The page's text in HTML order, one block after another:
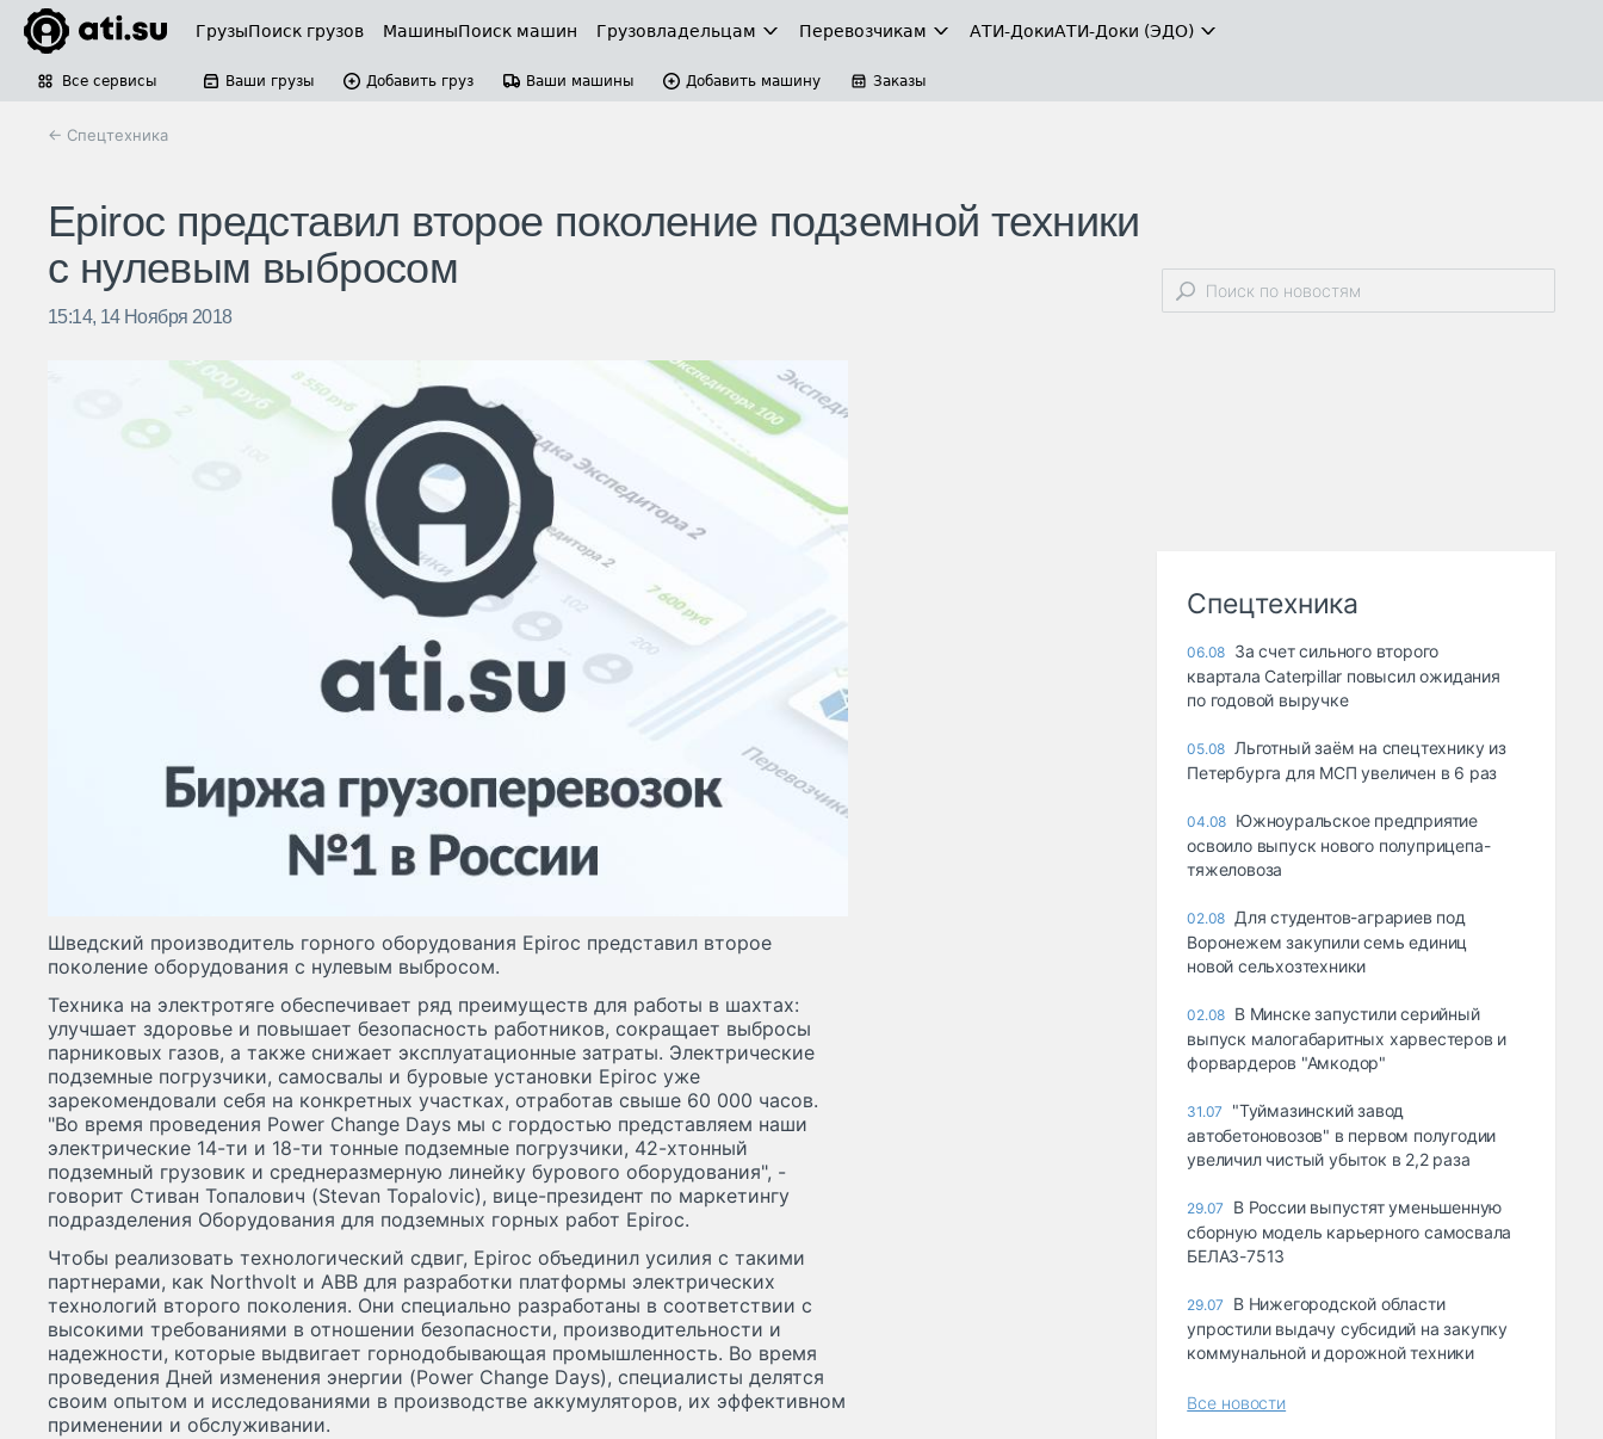
ГрузыПоиск грузов МашиныПоиск машин Грузовладельцам Перевозчикам АТИ-ДокиАТИ-Доки (ЭДО)
Все сервисы Ваши грузы Добавить груз Ваши машины Добавить машину Заказы
← Спецтехника
Epiroc представил второе поколение подземной техники
с нулевым выбросом
15:14, 14 Ноября 2018
Шведский производитель горного оборудования Epiroc представил второе
поколение оборудования с нулевым выбросом.
Техника на электротяге обеспечивает ряд преимуществ для работы в шахтах:
улучшает здоровье и повышает безопасность работников, сокращает выбросы
парниковых газов, а также снижает эксплуатационные затраты. Электрические
подземные погрузчики, самосвалы и буровые установки Epiroc уже
зарекомендовали себя на конкретных участках, отработав свыше 60 000 часов.
"Во время проведения Power Change Days мы с гордостью представляем наши
электрические 14-ти и 18-ти тонные подземные погрузчики, 42-хтонный
подземный грузовик и среднеразмерную линейку бурового оборудования", -
говорит Стиван Топалович (Stevan Topalovic), вице-президент по маркетингу
подразделения Оборудования для подземных горных работ Epiroc.
Чтобы реализовать технологический сдвиг, Epiroc объединил усилия с такими
партнерами, как Northvolt и ABB для разработки платформы электрических
технологий второго поколения. Они специально разработаны в соответствии с
высокими требованиями в отношении безопасности, производительности и
надежности, которые выдвигает горнодобывающая промышленность. Во время
проведения Дней изменения энергии (Power Change Days), специалисты делятся
своим опытом и исследованиями в производстве аккумуляторов, их эффективном
применении и обслуживании.
Спецтехника
06.08 За счет сильного второго
квартала Caterpillar повысил ожидания
по годовой выручке
05.08 Льготный заём на спецтехнику из
Петербурга для МСП увеличен в 6 раз
04.08 Южноуральское предприятие
освоило выпуск нового полуприцепа-
тяжеловоза
02.08 Для студентов-аграриев под
Воронежем закупили семь единиц
новой сельхозтехники
02.08 В Минске запустили серийный
выпуск малогабаритных харвестеров и
форвардеров "Амкодор"
31.07
"Туймазинский завод
автобетоновозов" в первом полугодии
увеличил чистый убыток в 2,2 раза
29.07
В России выпустят уменьшенную
сборную модель карьерного самосвала
БЕЛАЗ-7513
29.07
В Нижегородской области
упростили выдачу субсидий на закупку
коммунальной и дорожной техники
Все новости